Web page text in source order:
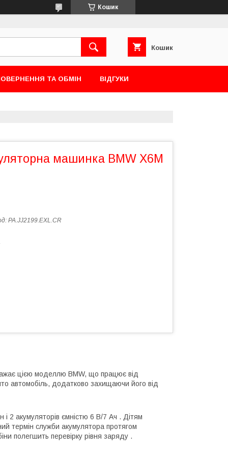
Кошик
Кошик
ТА ОБМІН ВІДГУКИ
машинка BMW X6M
PA.JJ2199.EXL.CR
цією моделлю BMW, що працює від
автомобіль, додатково захищаючи його від
і 2 акумуляторів ємністю 6 В/7 Ач . Дітям
термін служби акумулятора протягом
полегшить перевірку рівня заряду .